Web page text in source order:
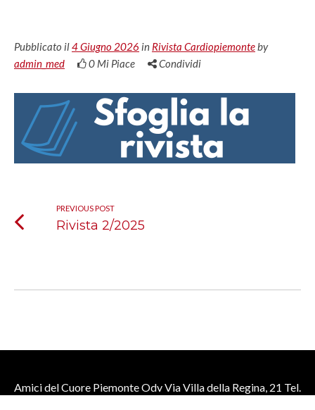
Pubblicato il4 Giugno 2026 in Rivista Cardiopiemonteby
admin_med
0 Mi Piace Condividi
PREVIOUS POST
Rivista 2/2025
Amici del Cuore Piemonte Odv Via Villa della Regina, 21 Tel.